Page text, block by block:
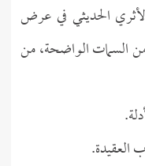
الحديثي في عرض
السمات الواضحة، من
العقيدة.